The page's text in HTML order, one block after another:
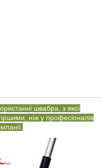
швабра, з якої
ніж у професіоналів